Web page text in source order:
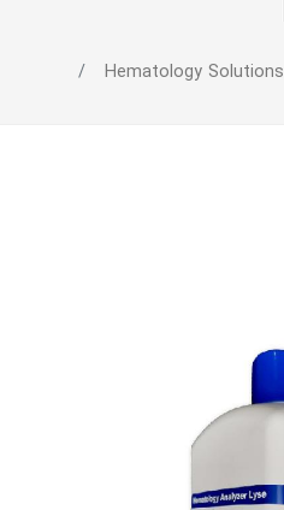
Hematology Solutions